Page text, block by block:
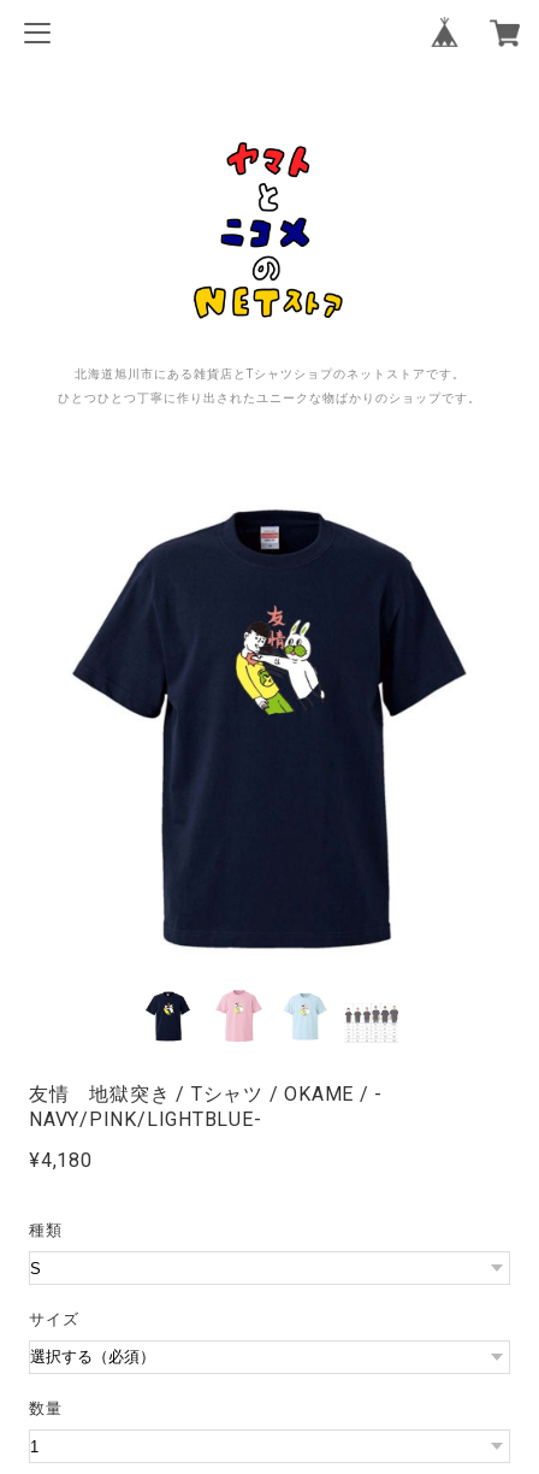
北海道旭川市にある雑貨店とTシャツショプのネットストアです。
ひとつひとつ丁寧に作り出されたユニークな物ばかりのショップです。
友情 地獄突き / Tシャツ / OKAME / -
NAVY/PINK/LIGHTBLUE-
¥4,180
種類
サイズ
数量